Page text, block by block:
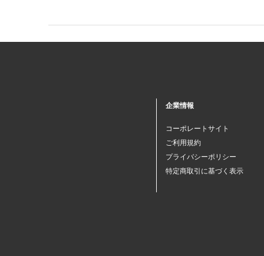
企業情報
コーポレートサイト
ご利用規約
プライバシーポリシー
特定商取引に基づく表示